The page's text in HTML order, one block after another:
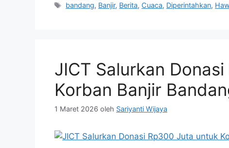
Tag
bandang, Banjir, Berita, Cuaca, Diperintahkan,
JICT Salurkan
Korban Banjir
1 Maret 2026 oleh Sariyanti Wijaya